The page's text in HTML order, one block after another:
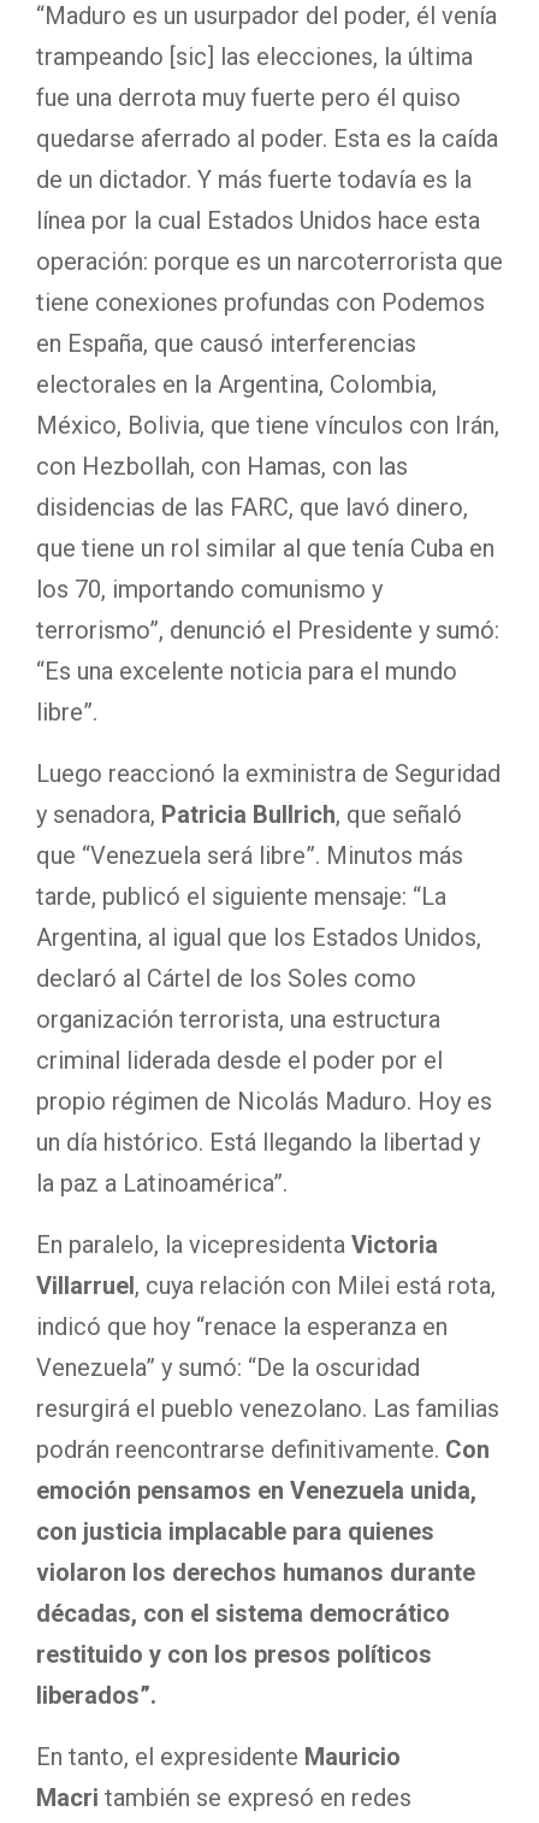
“Maduro es un usurpador del poder, él venía
trampeando [sic] las elecciones, la última
fue una derrota muy fuerte pero él quiso
quedarse aferrado al poder. Esta es la caída
de un dictador. Y más fuerte todavía es la
línea por la cual Estados Unidos hace esta
operación: porque es un narcoterrorista que
tiene conexiones profundas con Podemos
en España, que causó interferencias
electorales en la Argentina, Colombia,
México, Bolivia, que tiene vínculos con Irán,
con Hezbollah, con Hamas, con las
disidencias de las FARC, que lavó dinero,
que tiene un rol similar al que tenía Cuba en
los 70, importando comunismo y
terrorismo”, denunció el Presidente y sumó:
“Es una excelente noticia para el mundo
libre”.
Luego reaccionó la exministra de Seguridad
y senadora, Patricia Bullrich, que señaló
que “Venezuela será libre”. Minutos más
tarde, publicó el siguiente mensaje: “La
Argentina, al igual que los Estados Unidos,
declaró al Cártel de los Soles como
organización terrorista, una estructura
criminal liderada desde el poder por el
propio régimen de Nicolás Maduro. Hoy es
un día histórico. Está llegando la libertad y
la paz a Latinoamérica”.
En paralelo, la vicepresidenta Victoria
Villarruel, cuya relación con Milei está rota,
indicó que hoy “renace la esperanza en
Venezuela” y sumó: “De la oscuridad
resurgirá el pueblo venezolano. Las familias
podrán reencontrarse definitivamente. Con
emoción pensamos en Venezuela unida,
con justicia implacable para quienes
violaron los derechos humanos durante
décadas, con el sistema democrático
restituido y con los presos políticos
liberados”.
En tanto, el expresidente Mauricio
Macri también se expresó en redes